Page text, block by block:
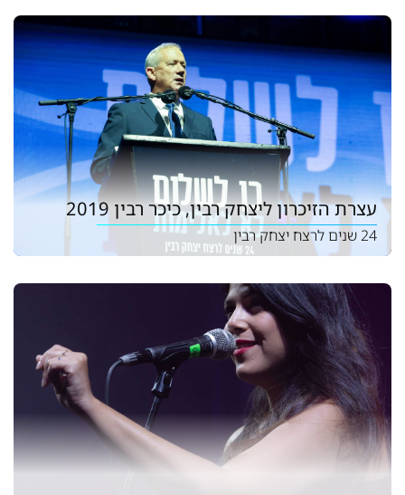
עצרת הזיכרון ליצחק רבין, כיכר רבין 2019
24 שנים לרצח יצחק רבין